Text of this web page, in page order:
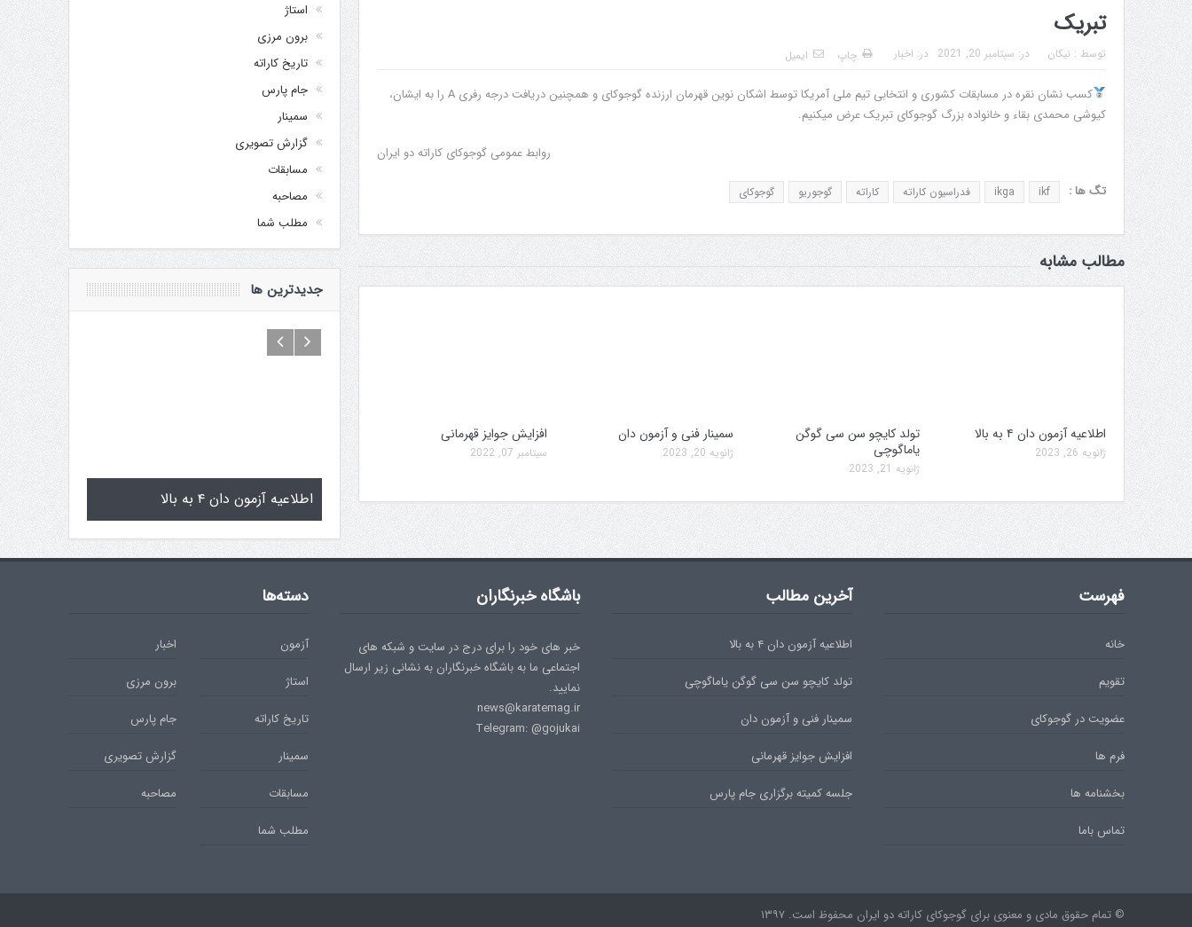
تبریک
توسط :نیکان در: سپتامبر 20, 2021 در: اخبار چاپ ایمیل
کسب نشان نقره در مسابقات کشوری و انتخابی تیم ملی آمریکا توسط اشکان نوین قهرمان ارزنده گوجوکای و همچنین دریافت درجه رفری A را به ایشان،
کیوشی محمدی بقاء و خانواده بزرگ گوجوکای تبریک عرض میکنیم.
روابط عمومی گوجوکای کاراته دو ایران
تگ ها : ikf
ikga فدراسیون کاراته کاراته گوجوریو گوجوکای
مطالب مشابه
اطلاعیه آزمون دان ۴ به بالا
ژانویه 26, 2023
تولد کایچو سن سی گوگن
یاماگوچی
ژانویه 21, 2023
سمینار فنی و آزمون دان
ژانویه 20, 2023
افزایش جوایز قهرمانی
سپتامبر 07, 2022
استاژ
برون مرزی
تاریخ کاراته
جام پارس
سمینار
گزارش تصویری
مسابقات
مصاحبه
مطلب شما
جدیدترین ها
اطلاعیه آزمون دان ۴ به بالا تولد کایچو سن سی گوگن یاماگوچی سمینار فنی و آزمون دان افزایش جوایز قهرمانی کمیته برگزاری جام پارس
فهرست
خانه
تقویم
عضویت در گوجوکای
فرم ها
بخشنامه ها
تماس باما
آخرین مطالب
اطلاعیه آزمون دان ۴ به بالا
تولد کایچو سن سی گوگن یاماگوچی
سمینار فنی و آزمون دان
افزایش جوایز قهرمانی
جلسه کمیته برگزاری جام پارس
باشگاه خبرنگاران
خبر های خود را برای درج در سایت و شبکه های
اجتماعی ما به باشگاه خبرنگاران به نشانی زیر ارسال
نمایید.
news@karatemag.ir
Telegram: @gojukai
دسته‌ها
آزمون
اخبار
استاژ
برون مرزی
تاریخ کاراته
جام پارس
سمینار
گزارش تصویری
مسابقات
مصاحبه
مطلب شما
© تمام حقوق مادی و معنوی برای گوجوکای کاراته دو ایران محفوظ است. ۱۳۹۷